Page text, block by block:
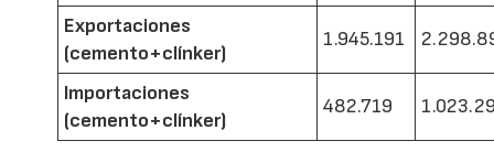
Exportaciones
(cemento+clínker)
1.945.191
Importaciones
(cemento+clínker)
482.719